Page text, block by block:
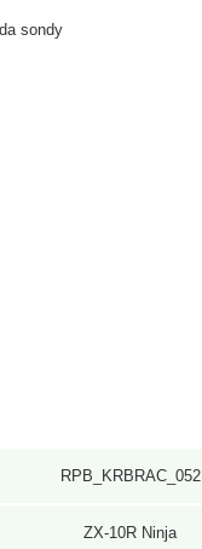
sondy
RPB_KRBRAC_052
ZX-10R Ninja